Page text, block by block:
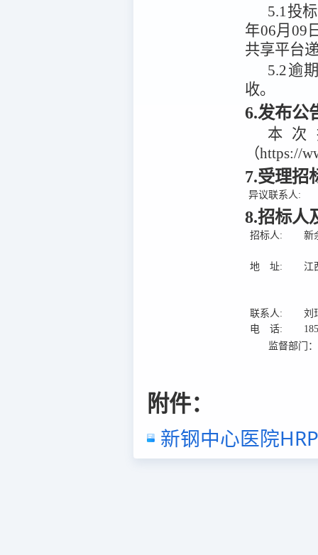
5.1投
年06月09
共享平台
5.2逾
收。
6.发布公
本
（https://
7.受理招
异议联系人:
8.招标人
招标人: 新
地 址: 江
联系人:
刘
电 话:
监督部门
附件：
新钢中心医院